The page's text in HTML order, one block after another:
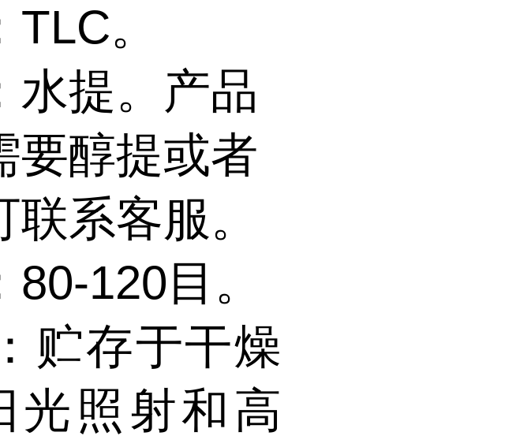
TLC。
水提。产品
要醇提或者
系客服。
80-120 目。
： 贮存于干燥
光照射和高